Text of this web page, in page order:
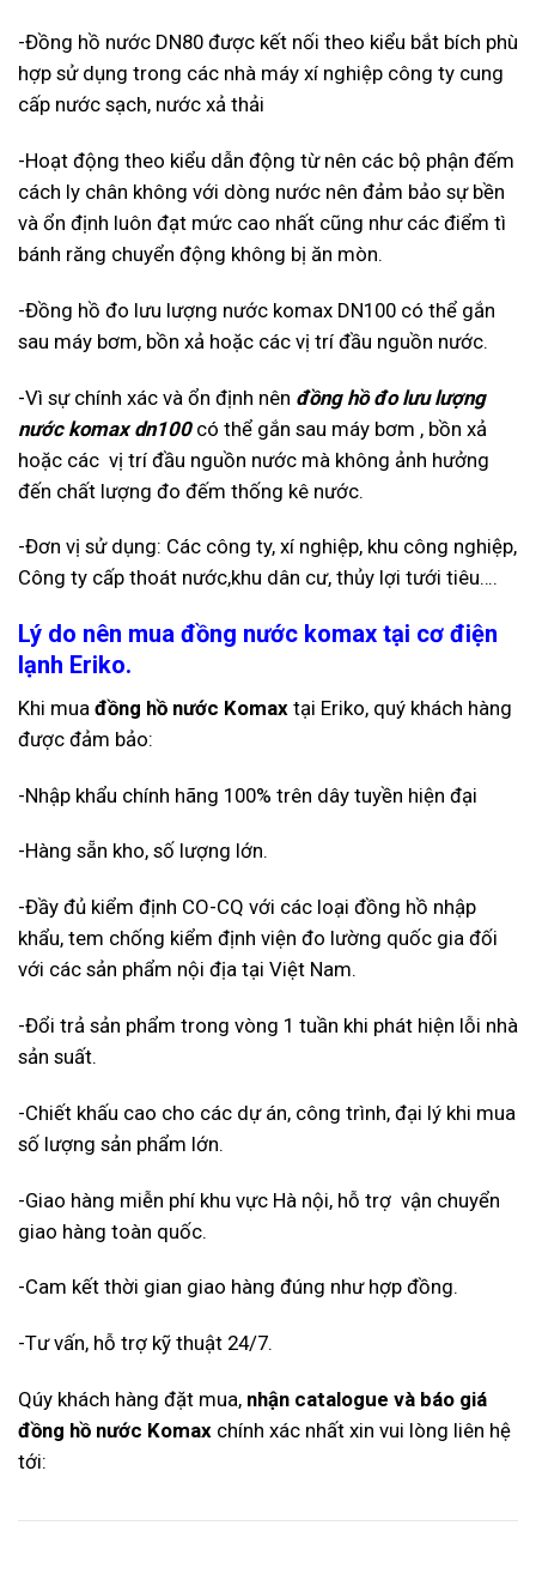
-Đồng hồ nước DN80 được kết nối theo kiểu bắt bích phù
hợp sử dụng trong các nhà máy xí nghiệp công ty cung
cấp nước sạch, nước xả thải
-Hoạt động theo kiểu dẫn động từ nên các bộ phận đếm
cách ly chân không với dòng nước nên đảm bảo sự bền
và ổn định luôn đạt mức cao nhất cũng như các điểm tì
bánh răng chuyển động không bị ăn mòn.
-Đồng hồ đo lưu lượng nước komax DN100 có thể gắn
sau máy bơm, bồn xả hoặc các vị trí đầu nguồn nước.
-Vì sự chính xác và ổn định nên đồng hồ đo lưu lượng
nước komax dn100có thể gắn sau máy bơm , bồn xả
hoặc các vị trí đầu nguồn nước mà không ảnh hưởng
đến chất lượng đo đếm thống kê nước.
-Đơn vị sử dụng: Các công ty, xí nghiệp, khu công nghiệp,
Công ty cấp thoát nước,khu dân cư, thủy lợi tưới tiêu….
Lý do nên mua đồng nước komax tại cơ điện
lạnh Eriko.
Khi mua đồng hồ nước Komax tại Eriko, quý khách hàng
được đảm bảo:
-Nhập khẩu chính hãng 100% trên dây tuyền hiện đại
-Hàng sẵn kho, số lượng lớn.
-Đầy đủ kiểm định CO-CQ với các loại đồng hồ nhập
khẩu, tem chống kiểm định viện đo lường quốc gia đối
với các sản phẩm nội địa tại Việt Nam.
-Đổi trả sản phẩm trong vòng 1 tuần khi phát hiện lỗi nhà
sản suất.
-Chiết khấu cao cho các dự án, công trình, đại lý khi mua
số lượng sản phẩm lớn.
-Giao hàng miễn phí khu vực Hà nội, hỗ trợ vận chuyển
giao hàng toàn quốc.
-Cam kết thời gian giao hàng đúng như hợp đồng.
-Tư vấn, hỗ trợ kỹ thuật 24/7.
Qúy khách hàng đặt mua, nhận catalogue và báo giá
đồng hồ nước Komax chính xác nhất xin vui lòng liên hệ
tới: